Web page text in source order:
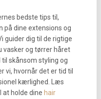
bedste tips til,
på dine extensions og
guider dig til de rigtige
vasker og tørrer håret
skånsom styling og
vi, hvornår det er tid til
kærlighed. Læs
at holde dine hair